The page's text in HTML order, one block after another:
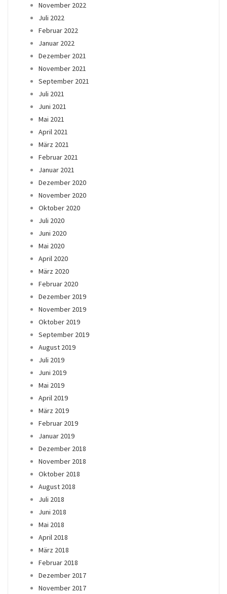
November 2022
Juli 2022
Februar 2022
Januar 2022
Dezember 2021
November 2021
September 2021
Juli 2021
Juni 2021
Mai 2021
April 2021
März 2021
Februar 2021
Januar 2021
Dezember 2020
November 2020
Oktober 2020
Juli 2020
Juni 2020
Mai 2020
April 2020
März 2020
Februar 2020
Dezember 2019
November 2019
Oktober 2019
September 2019
August 2019
Juli 2019
Juni 2019
Mai 2019
April 2019
März 2019
Februar 2019
Januar 2019
Dezember 2018
November 2018
Oktober 2018
August 2018
Juli 2018
Juni 2018
Mai 2018
April 2018
März 2018
Februar 2018
Dezember 2017
November 2017